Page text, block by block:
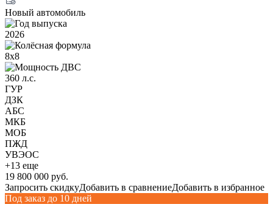
Новый автомобиль
2026
8х8
360 л.с.
ГУР
ДЗК
АБС
МКБ
МОБ
ПЖД
УВЭОС
+13 еще
19 800 000 руб.
Запросить скидкуДобавить в сравнениеДобавить в избранное
Под заказ до 10 дней